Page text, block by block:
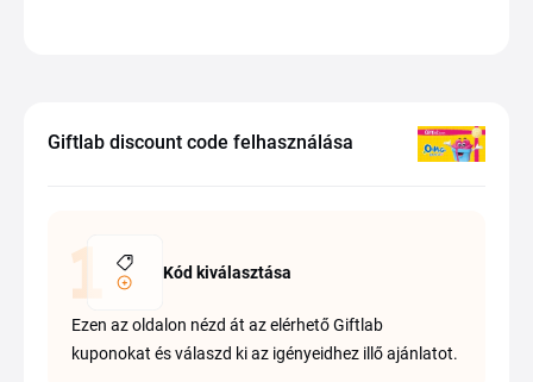
Giftlab discount code felhasználása
Kód kiválasztása
Ezen az oldalon nézd át az elérhető Giftlab
kuponokat és válaszd ki az igényeidhez illő ajánlatot.